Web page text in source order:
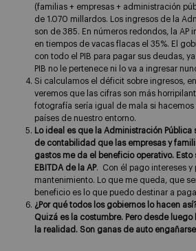
(familias + empresas + administración
de 1.070 millardos. Los ingresos de la
son de 385. En números redondos, la AP
en tiempos de vacas flacas el 35%. El
con todo el PIB para pagar sus deudas,
PIB no le pertenece ni lo va a ingresar
Si calculamos el déficit sobre ingresos,
veremos que las cifras son más
fotografía sería igual de mala si
países de nuestro entorno.
Lo ideal es que la Administración
de contabilidad que las empresas y
gastos me da el beneficio operativo. Esto
EBITDA de la AP. Con él pago intereses y
mantenimiento. Lo que me queda, que
beneficio es lo que puedo destinar a
¿Por qué todos los gobiernos lo hacen
Quizá es la costumbre. Pero desde
la realidad. Son ganas de auto